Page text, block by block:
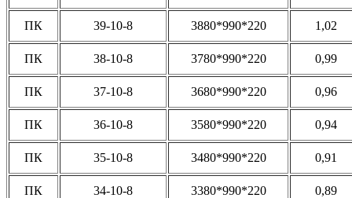
ПК 39-10-8 3880*990*220 1,02
ПК 38-10-8 3780*990*220 0,99
ПК 37-10-8 3680*990*220 0,96
ПК 36-10-8 3580*990*220 0,94
ПК 35-10-8 3480*990*220 0,91
ПК 34-10-8 3380*990*220 0,89